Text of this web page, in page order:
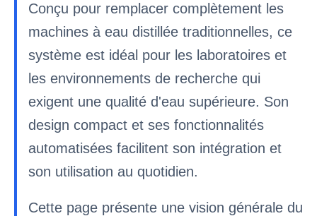
Conçu pour remplacer complètement les
machines à eau distillée traditionnelles, ce
système est idéal pour les laboratoires et
les environnements de recherche qui
exigent une qualité d'eau supérieure. Son
design compact et ses fonctionnalités
automatisées facilitent son intégration et
son utilisation au quotidien.
Cette page présente une vision générale du